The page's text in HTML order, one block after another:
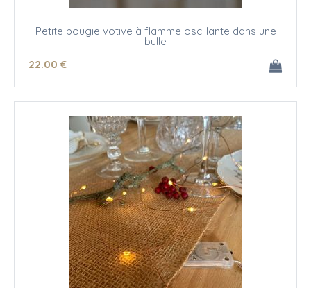
Petite bougie votive à flamme oscillante dans une
bulle
22.00 €